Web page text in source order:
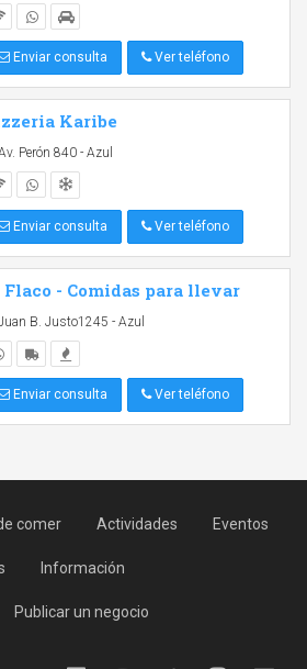
Enviar consulta Ver teléfono
Karibe
Perón 840 - Azul
Enviar consulta Ver teléfono
Flaco - Comidas para llevar
B. Justo1245 - Azul
Enviar consulta Ver teléfono
comer Actividades Eventos
Información
Publicar un negocio